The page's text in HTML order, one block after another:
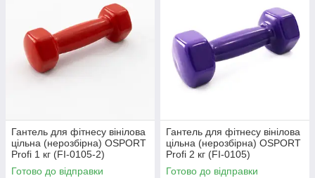
Гантель для фітнесу вінілова
цільна (нерозбірна) OSPORT
Profi 1 кг (FI-0105-2)
Червоний
Готово до відправки
Гантель для фітнесу вінілова
цільна (нерозбірна) OSPORT
Profi 2 кг (FI-0105)
Фіолетовий
Готово до відправки